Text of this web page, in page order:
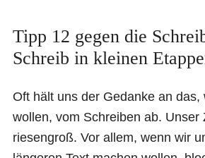
Tipp 12 gegen die
Schreib in kleinen
Oft hält uns der Gedanke an das,
wollen, vom Schreiben ab. Unser
riesengroß. Vor allem, wenn wir